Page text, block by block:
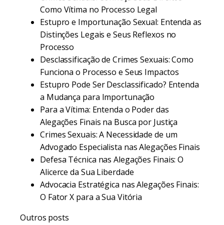
Como Vítima no Processo Legal
Estupro e Importunação Sexual: Entenda as
Distinções Legais e Seus Reflexos no
Processo
Desclassificação de Crimes Sexuais: Como
Funciona o Processo e Seus Impactos
Estupro Pode Ser Desclassificado? Entenda
a Mudança para Importunação
Para a Vítima: Entenda o Poder das
Alegações Finais na Busca por Justiça
Crimes Sexuais: A Necessidade de um
Advogado Especialista nas Alegações Finais
Defesa Técnica nas Alegações Finais: O
Alicerce da Sua Liberdade
Advocacia Estratégica nas Alegações Finais:
O Fator X para a Sua Vitória
Outros posts